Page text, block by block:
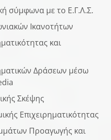
σύμφωνα με το Ε.Γ.Λ.Σ.
Ικανοτήτων
και
Δράσεων μέσω
Σκέψης
Επιχειρηματικότητας
Προαγωγής και